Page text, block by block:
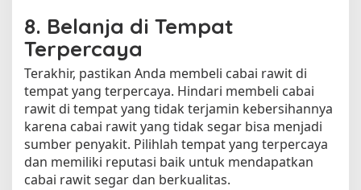
8. Belanja di Tempat
Terpercaya
Terakhir, pastikan Anda membeli cabai rawit di
tempat yang terpercaya. Hindari membeli cabai
rawit di tempat yang tidak terjamin kebersihannya
karena cabai rawit yang tidak segar bisa menjadi
sumber penyakit. Pilihlah tempat yang terpercaya
dan memiliki reputasi baik untuk mendapatkan
cabai rawit segar dan berkualitas.